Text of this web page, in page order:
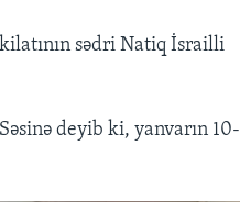
sədri Natiq İsrailli
deyib ki, yanvarın 10-